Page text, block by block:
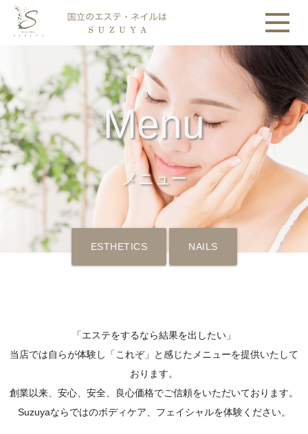
Menu
メニュー
ESTHETICS NAILS
「エステをするなら結果を出したい」
当店では自らが体験し「これぞ」と感じたメニューを提供いたして
おります。
創業以来、安心、安全、良心価格でご信頼をいただいております。
Suzuyaならではのボディケア、フェイシャルを体験ください。